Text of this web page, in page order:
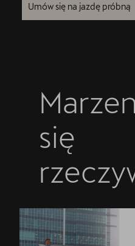
Umów się na jazdę próbną
się